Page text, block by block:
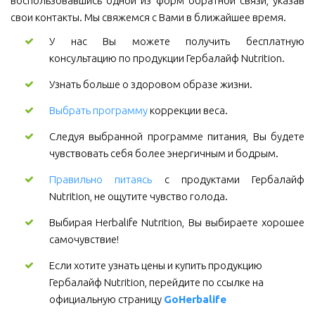
свои контакты. Мы свяжемся с Вами в ближайшее время.
У нас Вы можете получить бесплатную
консультацию по продукции Гербалайф Nutrition.
Узнать больше о здоровом образе жизни.
Выбрать программукоррекции веса.
Следуя выбранной программе питания, Вы будете
чувствовать себя более энергичным и бодрым.
Правильно питаясь с продуктами Гербалайф
Nutrition, не ощутите чувство голода.
Выбирая Herbalife Nutrition, Вы выбираете хорошее
самочувствие!
Если хотите узнать цены и купить продукцию
Гербалайф Nutrition, перейдите по ссылке на
официальную страницу GoHerbalife